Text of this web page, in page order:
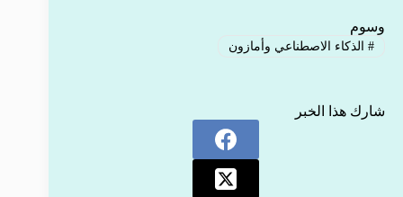
وسوم
#الذكاء الاصطناعي وأمازون
شارك هذا الخبر